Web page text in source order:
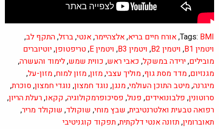
Tags: BMI
,אורח חיים בריא,אלצהיימר,אנטי,ברזל,התקף לב,
ויטמין B1
, ויטמין B2 , ויטמין B3 , ויטמין E ,טריפטופן,יוטיוברים
מובילים,ירידה במשקל, כאבי ראש, כווית שמש,לימוד והעשרה,
מגנזיום,מדד מסת גוף,מוליך עצבי,מזון,מזון למוח,מזון-על,
מיגרנה,מיטב התוכן העולמי,מנגן, נוגד חמצון, נוגדי חמצון,סוכרת,
סרוטונין, פלבונואידים, פנול, פסיכופרמקולוגיה, קקאו,רעלת הריון,
רפואה טבעית ואלטרנטיבית, שבץ מוחי, שוקולד, שוקולד מריר,
תאוברומין,תזונה אנטי דלקתית,תפקוד קוגניטיבי